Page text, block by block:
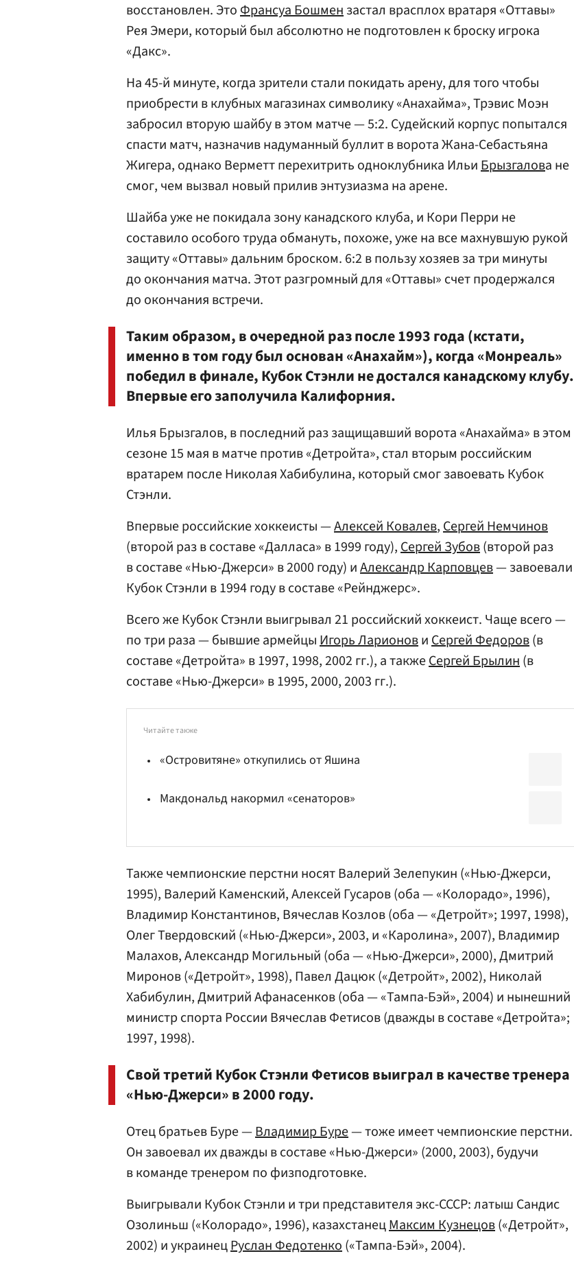
восстановлен. ЭтоФрансуа Бошмензастал врасплох вратаря «Оттавы»
Рея Эмери, который был абсолютно не подготовлен к броску игрока
«Дакс».
На 45-й минуте, когда зрители стали покидать арену, для того чтобы
приобрести в клубных магазинах символику «Анахайма», Трэвис Моэн
забросил вторую шайбу в этом матче — 5:2. Судейский корпус попытался
спасти матч, назначив надуманный буллит в ворота Жана-Себастьяна
Жигера, однако Верметт перехитрить одноклубника ИльиБрызгалова не
смог, чем вызвал новый прилив энтузиазма на арене.
Шайба уже не покидала зону канадского клуба, и Кори Перри не
составило особого труда обмануть, похоже, уже на все махнувшую рукой
защиту «Оттавы» дальним броском. 6:2 в пользу хозяев за три минуты
до окончания матча. Этот разгромный для «Оттавы» счет продержался
до окончания встречи.
Таким образом, в очередной раз после 1993 года (кстати,
именно в том году был основан «Анахайм»), когда «Монреаль»
победил в финале, Кубок Стэнли не достался канадскому клубу.
Впервые его заполучила Калифорния.
Илья Брызгалов, в последний раз защищавший ворота «Анахайма» в этом
сезоне 15 мая в матче против «Детройта», стал вторым российским
вратарем после Николая Хабибулина, который смог завоевать Кубок
Стэнли.
Впервые российские хоккеисты —Алексей Ковалев,Сергей Немчинов
(второй раз в составе «Далласа» в 1999 году),Сергей Зубов(второй раз
в составе «Нью-Джерси» в 2000 году) иАлександр Карповцев— завоевали
Кубок Стэнли в 1994 году в составе «Рейнджерс».
Всего же Кубок Стэнли выигрывал 21 российский хоккеист. Чаще всего —
по три раза — бывшие армейцыИгорь ЛарионовиСергей Федоров(в
составе «Детройта» в 1997, 1998, 2002 гг.), а такжеСергей Брылин(в
составе «Нью-Джерси» в 1995, 2000, 2003 гг.).
Читайте также
«Островитяне» откупились от Яшина
Макдональд накормил «сенаторов»
Также чемпионские перстни носятВалерий Зелепукин («Нью-Джерси,
1995), Валерий Каменский,Алексей Гусаров(оба — «Колорадо», 1996),
Владимир Константинов, Вячеслав Козлов(оба — «Детройт»; 1997, 1998),
Олег Твердовский («Нью-Джерси», 2003, и «Каролина», 2007), Владимир
Малахов,Александр Могильный (оба — «Нью-Джерси», 2000),Дмитрий
Миронов(«Детройт», 1998), Павел Дацюк(«Детройт», 2002), Николай
Хабибулин,Дмитрий Афанасенков(оба — «Тампа-Бэй», 2004) и нынешний
министр спорта России Вячеслав Фетисов(дважды в составе «Детройта»;
1997, 1998).
Свой третий Кубок Стэнли Фетисов выиграл в качестве тренера
«Нью-Джерси» в 2000 году.
Отец братьев Буре —Владимир Буре— тоже имеет чемпионские перстни.
Он завоевал их дважды в составе «Нью-Джерси» (2000, 2003), будучи
в команде тренером по физподготовке.
Выигрывали Кубок Стэнли и три представителя экс-СССР: латыш Сандис
Озолиньш («Колорадо», 1996), казахстанецМаксим Кузнецов(«Детройт»,
2002) и украинецРуслан Федотенко(«Тампа-Бэй», 2004).